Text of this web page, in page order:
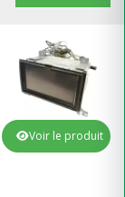
Voir le produit